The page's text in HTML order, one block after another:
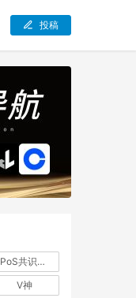
投稿
PoS共识机制
V神